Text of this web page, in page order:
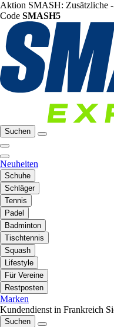
Aktion SMASH: Zusätzliche -
Code SMASH5
Suchen
Neuheiten
Schuhe
Schläger
Tennis
Padel
Badminton
Tischtennis
Squash
Lifestyle
Für Vereine
Restposten
Marken
Kundendienst in Frankreich
Suchen